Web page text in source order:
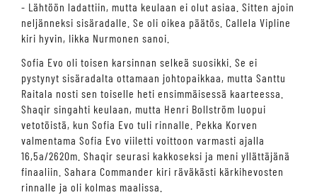
- Lähtöön ladattiin, mutta keulaan ei olut asiaa. Sitten ajoin
neljänneksi sisäradalle. Se oli oikea päätös. Callela Vipline
kiri hyvin, Iikka Nurmonen sanoi.
Sofia Evo oli toisen karsinnan selkeä suosikki. Se ei
pystynyt sisäradalta ottamaan johtopaikkaa, mutta Santtu
Raitala nosti sen toiselle heti ensimmäisessä kaarteessa.
Shaqir singahti keulaan, mutta Henri Bollström luopui
vetotöistä, kun Sofia Evo tuli rinnalle. Pekka Korven
valmentama Sofia Evo viiletti voittoon varmasti ajalla
16,5a/2620m. Shaqir seurasi kakkoseksi ja meni yllättäjänä
finaaliin. Sahara Commander kiri räväkästi kärkihevosten
rinnalle ja oli kolmas maalissa.